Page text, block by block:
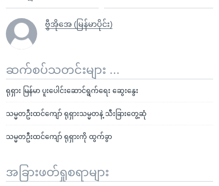
ဗွီအိုအေ (မြန်မာပိုင်း)
ဆက်စပ်သတင်းများ ...
ရုရှား မြန်မာ ပူးပေါင်းဆောင်ရွက်ရေး ဆွေးနွေး
သမ္မတဦးထင်ကျော် ရုရှားသမ္မတနဲ့ သီးခြားတွေ့ဆုံ
သမ္မတဦးထင်ကျော် ရုရှားကို ထွက်ခွာ
အခြားဖတ်ရှုစရာများ